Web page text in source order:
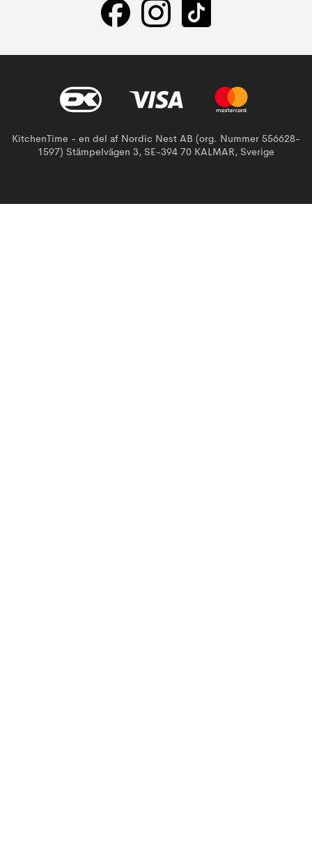
KitchenTime - en del af Nordic Nest AB (org. Nummer 556628-
1597) Stämpelvägen 3, SE-394 70 KALMAR, Sverige